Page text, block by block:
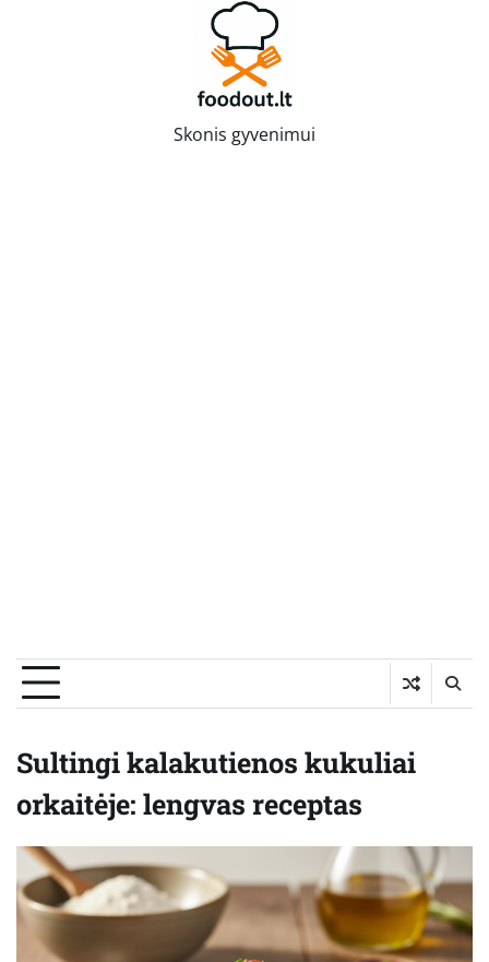
Skonis gyvenimui
Sultingi kalakutienos kukuliai
orkaitėje: lengvas receptas